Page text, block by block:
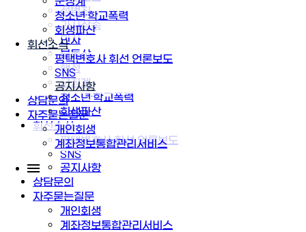
청소년·학교폭력
회생파산
휘선소식
평택변호사 휘선 언론보도
SNS
공지사항
상담문의
자주묻는질문
개인회생
계좌정보통합관리서비스
성범죄
가사상속
민사
부동산
행정
군징계
청소년·학교폭력
회생파산
휘선소식
평택변호사 휘선 언론보도
SNS
공지사항
상담문의
자주묻는질문
개인회생
계좌정보통합관리서비스